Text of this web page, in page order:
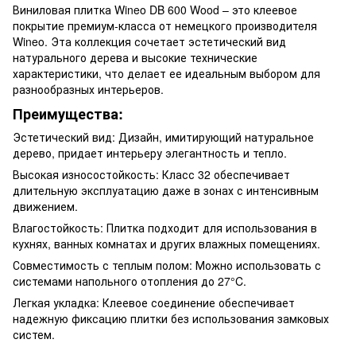
Виниловая плитка Wineo DB 600 Wood – это клеевое
покрытие премиум-класса от немецкого производителя
Wineo. Эта коллекция сочетает эстетический вид
натурального дерева и высокие технические
характеристики, что делает ее идеальным выбором для
разнообразных интерьеров.
Преимущества:
Эстетический вид: Дизайн, имитирующий натуральное
дерево, придает интерьеру элегантность и тепло.
Высокая износостойкость: Класс 32 обеспечивает
длительную эксплуатацию даже в зонах с интенсивным
движением.
Влагостойкость: Плитка подходит для использования в
кухнях, ванных комнатах и ​​других влажных помещениях.
Совместимость с теплым полом: Можно использовать с
системами напольного отопления до 27°C.
Легкая укладка: Клеевое соединение обеспечивает
надежную фиксацию плитки без использования замковых
систем.